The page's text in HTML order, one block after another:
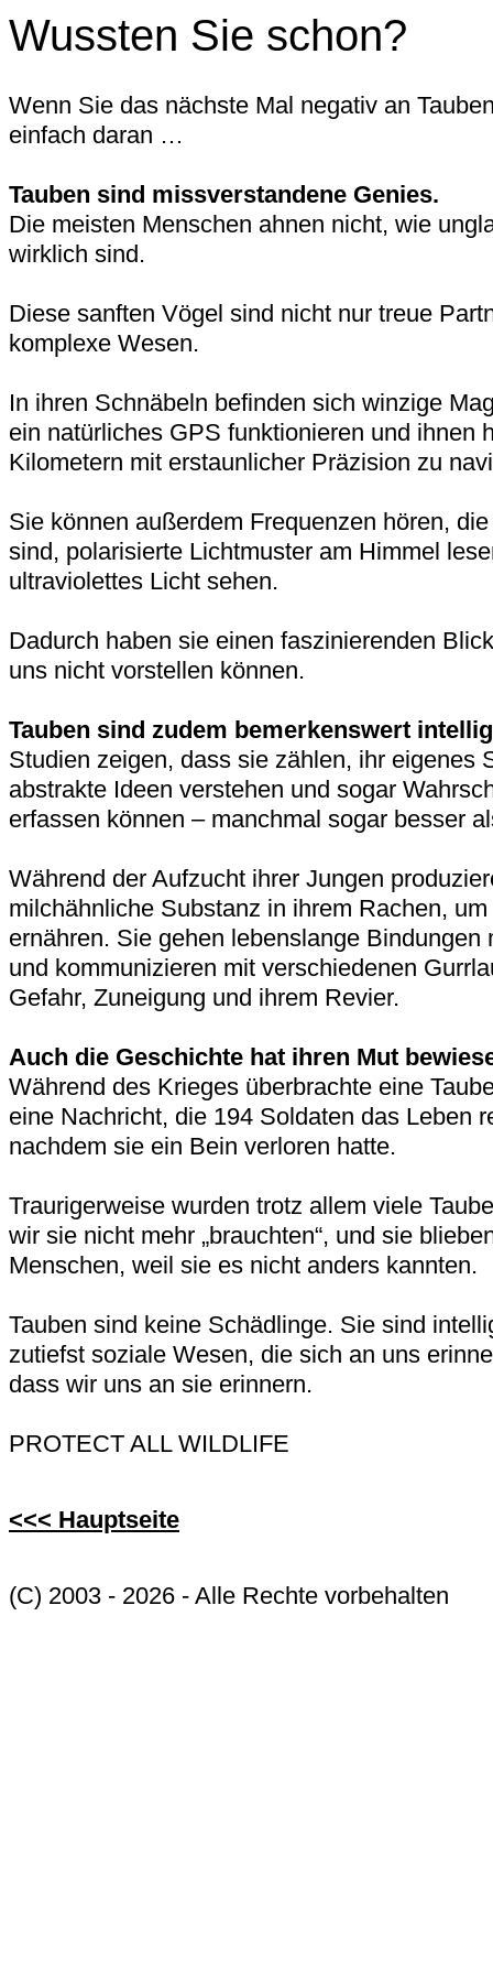
Wussten Sie schon?
Wenn Sie das nächste Mal negativ an
einfach daran …
Tauben sind missverstandene Genies.
Die meisten Menschen ahnen nicht, wie
wirklich sind.
Diese sanften Vögel sind nicht nur treue
komplexe Wesen.
In ihren Schnäbeln befinden sich winzige
ein natürliches GPS funktionieren und ihnen
Kilometern mit erstaunlicher Präzision zu
Sie können außerdem Frequenzen hören,
sind, polarisierte Lichtmuster am Himmel
ultraviolettes Licht sehen.
Dadurch haben sie einen faszinierenden
uns nicht vorstellen können.
Tauben sind zudem bemerkenswert
Studien zeigen, dass sie zählen, ihr eigenes
abstrakte Ideen verstehen und sogar
erfassen können – manchmal sogar besser
Während der Aufzucht ihrer Jungen
milchähnliche Substanz in ihrem Rachen,
ernähren. Sie gehen lebenslange Bindungen
und kommunizieren mit verschiedenen
Gefahr, Zuneigung und ihrem Revier.
Auch die Geschichte hat ihren Mut
Während des Krieges überbrachte eine
eine Nachricht, die 194 Soldaten das Leben
nachdem sie ein Bein verloren hatte.
Traurigerweise wurden trotz allem viele
wir sie nicht mehr „brauchten“, und sie
Menschen, weil sie es nicht anders kannten.
Tauben sind keine Schädlinge. Sie sind
zutiefst soziale Wesen, die sich an uns
dass wir uns an sie erinnern.
PROTECT ALL WILDLIFE
<<< Hauptseite
(C) 2003 - 2026 - Alle Rechte vorbehalten